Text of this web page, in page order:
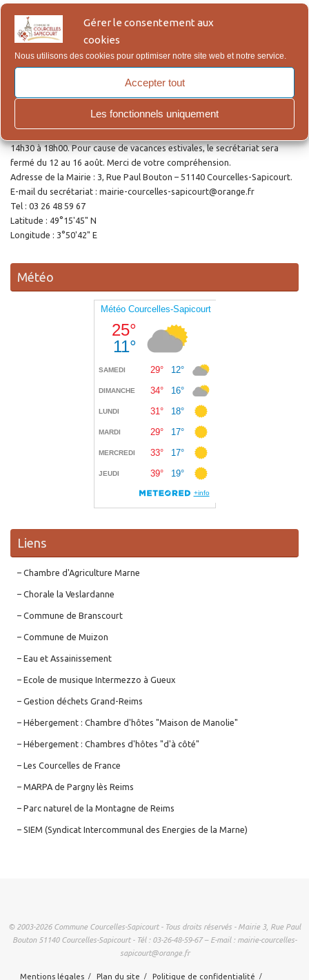
Gérer le consentement aux
cookies
Nous utilisons des cookies pour optimiser notre site web et notre service.
Accepter tout
Les fonctionnels uniquement
Actes d’Etat Civil en ligne
Mariage et Décès.
14h30 à 18h00. Pour cause de vacances estivales, le secrétariat sera
fermé du 12 au 16 août. Merci de votre compréhension.
Adresse de la Mairie : 3, Rue Paul Bouton – 51140 Courcelles-Sapicourt.
E-mail du secrétariat : mairie-courcelles-sapicourt@orange.fr
Tel : 03 26 48 59 67
Latitude : 49°15'45" N
Longitude : 3°50'42" E
Météo
Liens
– Chambre d'Agriculture Marne
– Chorale la Veslardanne
– Commune de Branscourt
– Commune de Muizon
– Eau et Assainissement
– Ecole de musique Intermezzo à Gueux
– Gestion déchets Grand-Reims
– Hébergement : Chambre d'hôtes "Maison de Manolie"
– Hébergement : Chambres d'hôtes "d'à côté"
– Les Courcelles de France
– MARPA de Pargny lès Reims
– Parc naturel de la Montagne de Reims
– SIEM (Syndicat Intercommunal des Energies de la Marne)
© 2003-2026 Commune Courcelles-Sapicourt - Tous droits réservés - Mairie 3, Rue Paul
Bouton 51140 Courcelles-Sapicourt - Tél : 03-26-48-59-67 – E-mail : mairie-courcelles-
sapicourt@orange.fr
Mentions légales Plan du site Politique de confidentialité